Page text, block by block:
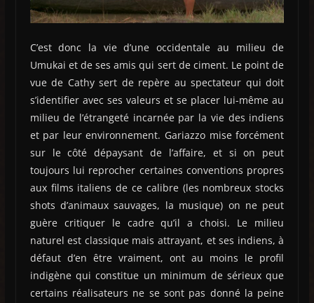
C’est donc la vie d’une occidentale au milieu de
Umukai et de ses amis qui sert de ciment. Le point de
vue de Cathy sert de repère au spectateur qui doit
s’identifier avec ses valeurs et se placer lui-même au
milieu de l’étrangeté incarnée par la vie des indiens
et par leur environnement. Gariazzo mise forcément
sur le côté dépaysant de l’affaire, et si on peut
toujours lui reprocher certaines conventions propres
aux films italiens de ce calibre (les nombreux stocks
shots d’animaux sauvages, la musique) on ne peut
guère critiquer le cadre qu’il a choisi. Le milieu
naturel est classique mais attrayant, et ses indiens, à
défaut d’en être vraiment, ont au moins le profil
indigène qui constitue un minimum de sérieux que
certains réalisateurs ne se sont pas donné la peine